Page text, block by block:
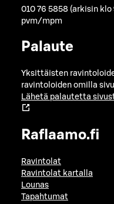
010 76 5858 (arkisin klo
pvm/mpm
Palaute
Yksittäisten
ravintoloiden omilla
Lähetä palautetta
Raflaamo.fi
Ravintolat
Ravintolat kartalla
Lounas
Tapahtumat